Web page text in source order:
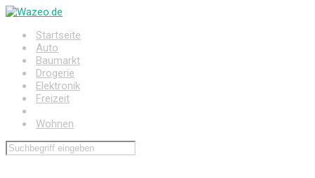
Zum
springenStartseite
Auto
Baumarkt
Drogerie
Elektronik
Freizeit
Wohnen